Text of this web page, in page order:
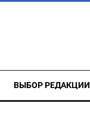
ВЫБОР РЕДАКЦИИ